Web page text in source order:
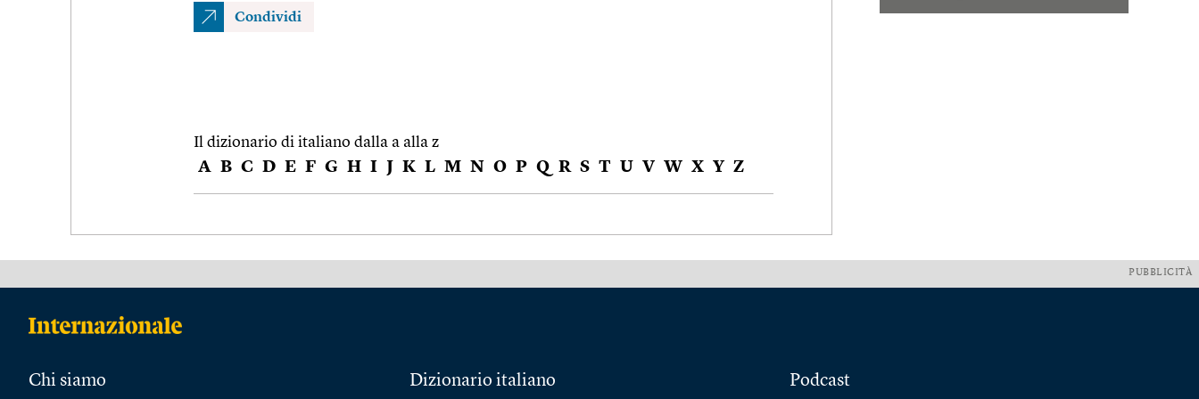
Condividi
Il dizionario di italiano dalla a alla z
A B C D E F G H I J K L M N O P Q R S T U V W X Y Z
PUBBLICITÀ
Chi siamo Dizionario italiano Podcast